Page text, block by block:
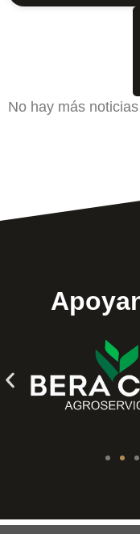
No hay más